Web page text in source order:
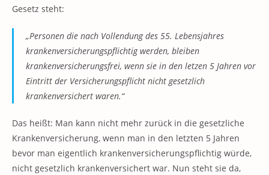
Gesetz steht:
„Personen die nach Vollendung des 55. Lebensjahres
krankenversicherungspflichtig werden, bleiben
krankenversicherungsfrei, wenn sie in den letzen 5 Jahren vor
Eintritt der Versicherungspflicht nicht gesetzlich
krankenversichert waren.“
Das heißt: Man kann nicht mehr zurück in die gesetzliche
Krankenversicherung, wenn man in den letzten 5 Jahren
bevor man eigentlich krankenversicherungspflichtig würde,
nicht gesetzlich krankenversichert war. Nun steht sie da,